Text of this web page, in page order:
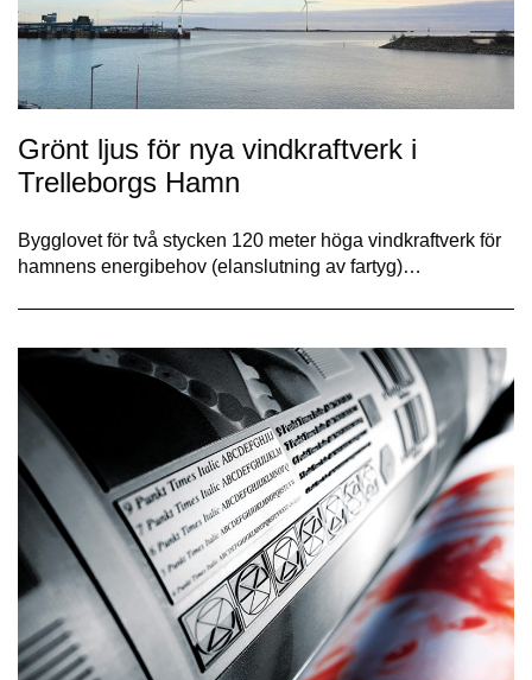
Grönt ljus för nya vindkraftverk i
Trelleborgs Hamn
Bygglovet för två stycken 120 meter höga vindkraftverk för
hamnens energibehov (elanslutning av fartyg)…